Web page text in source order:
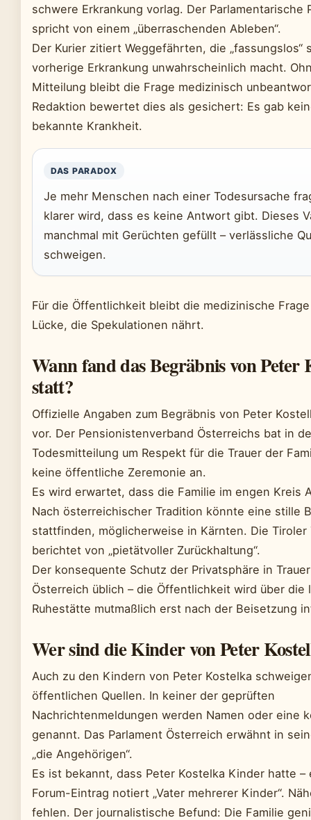
schwere Erkrankung vorlag. Der Parlamentarische
spricht von einem „überraschenden Ableben“.
Der Kurier zitiert Weggefährten, die „fassungslos“
vorherige Erkrankung unwahrscheinlich macht.
Mitteilung bleibt die Frage medizinisch
Redaktion bewertet dies als gesichert: Es gab
bekannte Krankheit.
DAS PARADOX
Je mehr Menschen nach einer Todesursache
klarer wird, dass es keine Antwort gibt. Dieses
manchmal mit Gerüchten gefüllt – verlässliche
schweigen.
Für die Öffentlichkeit bleibt die medizinische
Lücke, die Spekulationen nährt.
Wann fand das Begräbnis von Peter
statt?
Offizielle Angaben zum Begräbnis von Peter
vor. Der Pensionistenverband Österreichs bat in
Todesmitteilung um Respekt für die Trauer der
keine öffentliche Zeremonie an.
Es wird erwartet, dass die Familie im engen Kreis
Nach österreichischer Tradition könnte eine stille
stattfinden, möglicherweise in Kärnten. Die Tiroler
berichtet von „pietätvoller Zurückhaltung“.
Der konsequente Schutz der Privatsphäre in
Österreich üblich – die Öffentlichkeit wird über die
Ruhestätte mutmaßlich erst nach der Beisetzung
Wer sind die Kinder von Peter
Auch zu den Kindern von Peter Kostelka
öffentlichen Quellen. In keiner der geprüften
Nachrichtenmeldungen werden Namen oder eine
genannt. Das Parlament Österreich erwähnt in
„die Angehörigen“.
Es ist bekannt, dass Peter Kostelka Kinder hatte –
Forum-Eintrag notiert „Vater mehrerer Kinder“.
fehlen. Der journalistische Befund: Die Familie